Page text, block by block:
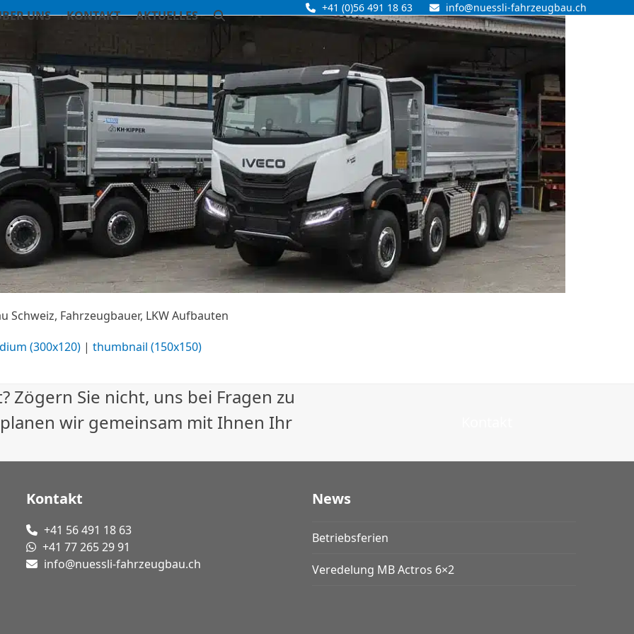
+41 (0)56 491 18 63 info@nuessli-fahrzeugbau.ch
UNS KONTAKT AKTUELLES
Schweiz, Fahrzeugbauer, LKW Aufbauten
(300x120) |thumbnail (150x150)
Zögern Sie nicht, uns bei Fragen zu
wir gemeinsam mit Ihnen Ihr
Kontakt
+41 56 491 18 63
+41 77 265 29 91
info@nuessli-fahrzeugbau.ch
News
Betriebsferien
Veredelung MB Actros 6×2